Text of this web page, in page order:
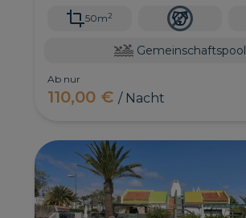
50m2
Gemeinschaftspool
Ab nur
110,00 €/ Nacht